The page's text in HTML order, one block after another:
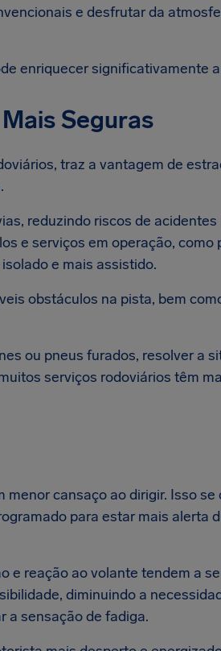
e desfrutar da
enriquecer significativamente
Seguras
traz a vantagem de
reduzindo riscos de
e serviços em operação,
e mais assistido.
obstáculos na pista, bem
ou pneus furados, resolver a
serviços rodoviários têm
cansaço ao dirigir. Isso
para estar mais alerta
e reação ao volante tendem a
diminuindo a
a sensação de fadiga.